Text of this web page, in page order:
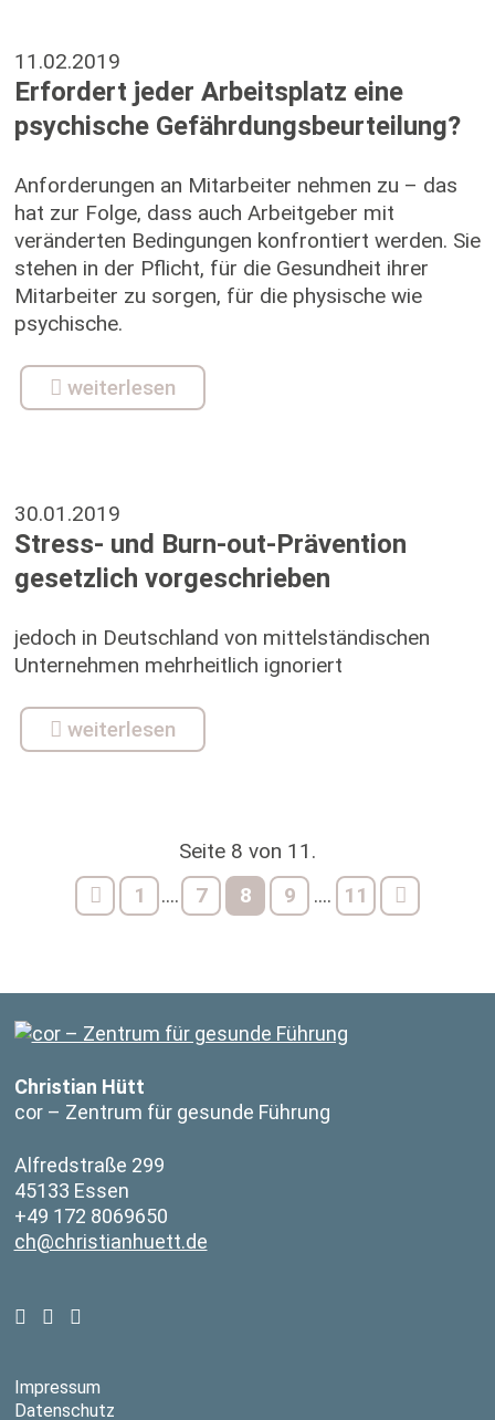
11.02.2019
Erfordert jeder Arbeitsplatz eine
psychische Gefährdungsbeurteilung?
Anforderungen an Mitarbeiter nehmen zu – das
hat zur Folge, dass auch Arbeitgeber mit
veränderten Bedingungen konfrontiert werden. Sie
stehen in der Pflicht, für die Gesundheit ihrer
Mitarbeiter zu sorgen, für die physische wie
psychische.
weiterlesen
30.01.2019
Stress- und Burn-out-Prävention
gesetzlich vorgeschrieben
jedoch in Deutschland von mittelständischen
Unternehmen mehrheitlich ignoriert
weiterlesen
Seite 8 von 11.
1
.... 7 8 9 .... 11
Christian Hütt
cor – Zentrum für gesunde Führung
Alfredstraße 299
45133 Essen
+49 172 8069650
ch@christianhuett.de
Impressum
Datenschutz